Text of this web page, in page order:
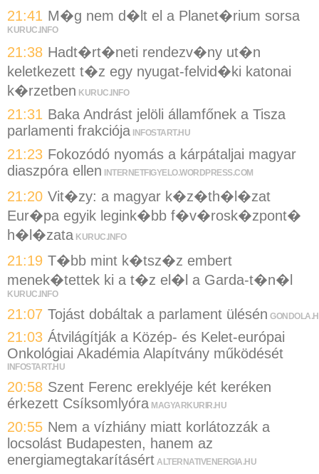
21:41 M�g nem d�lt el a Planet�rium sorsa
KURUC.INFO
21:38 Hadt�rt�neti rendezv�ny ut�n
keletkezett t�z egy nyugat-felvid�ki katonai
k�rzetben KURUC.INFO
21:31 Baka Andrást jelöli államfőnek a Tisza
parlamenti frakciója INFOSTART.HU
21:23 Fokozódó nyomás a kárpátaljai magyar
diaszpóra ellen
INTERNETFIGYELO.WORDPRESS.COM
21:20 Vit�zy: a magyar k�z�th�l�zat
Eur�pa egyik legink�bb f�v�rosk�zpont�
h�l�zata KURUC.INFO
21:19 T�bb mint k�tsz�z embert
menek�tettek ki a t�z el�l a Garda-t�n�l
KURUC.INFO
21:07 Tojást dobáltak a parlament ülésén
21:03 Átvilágítják a Közép- és Kelet-európai
Onkológiai Akadémia Alapítvány működését
INFOSTART.HU
20:58 Szent Ferenc ereklyéje két keréken
érkezett Csíksomlyóra MAGYARKURIR.HU
20:55 Nem a vízhiány miatt korlátozzák a
locsolást Budapesten, hanem az
energiamegtakarításért ALTERNATIVENERGIA.HU